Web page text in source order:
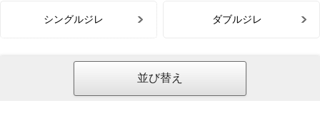
シングルジレ ダブルジレ
並び替え